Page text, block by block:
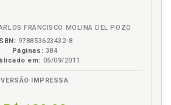
intrajudicial penal en España,
La mediación penal en el
FRANCISCO MOLINA DEL POZO
ISBN: 978853623432-8
Páginas: 384
em: 05/09/2011
VERSÃO IMPRESSA